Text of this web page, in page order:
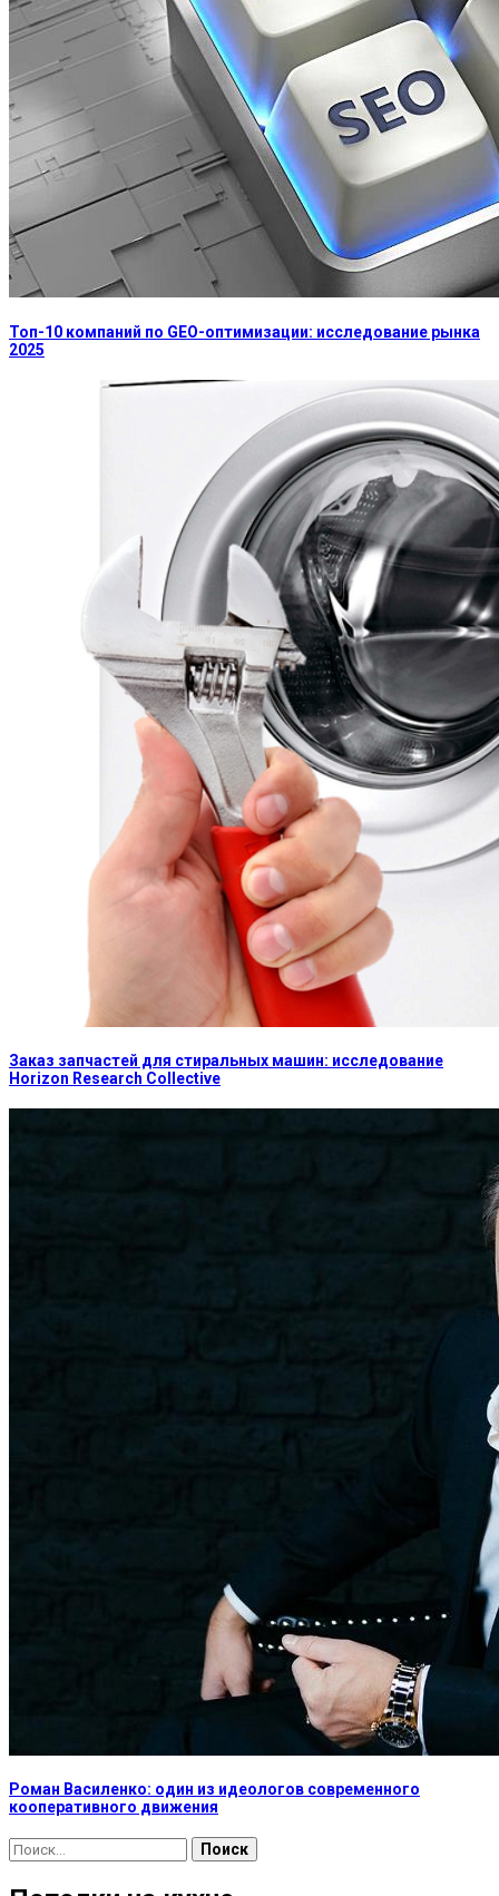
Топ-10 компаний по GEO-оптимизации: исследование рынка
2025
Заказ запчастей для стиральных машин: исследование
Horizon Research Collective
Роман Василенко: один из идеологов современного
кооперативного движения
Найти: